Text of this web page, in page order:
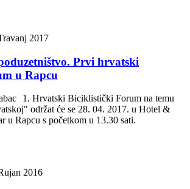
2017
Prvi hrvatski
u Rapcu
1. Hrvatski Biciklistički Forum na temu
održat će se 28. 04. 2017. u Hotel &
u Rapcu s početkom u 13.30 sati.
2016